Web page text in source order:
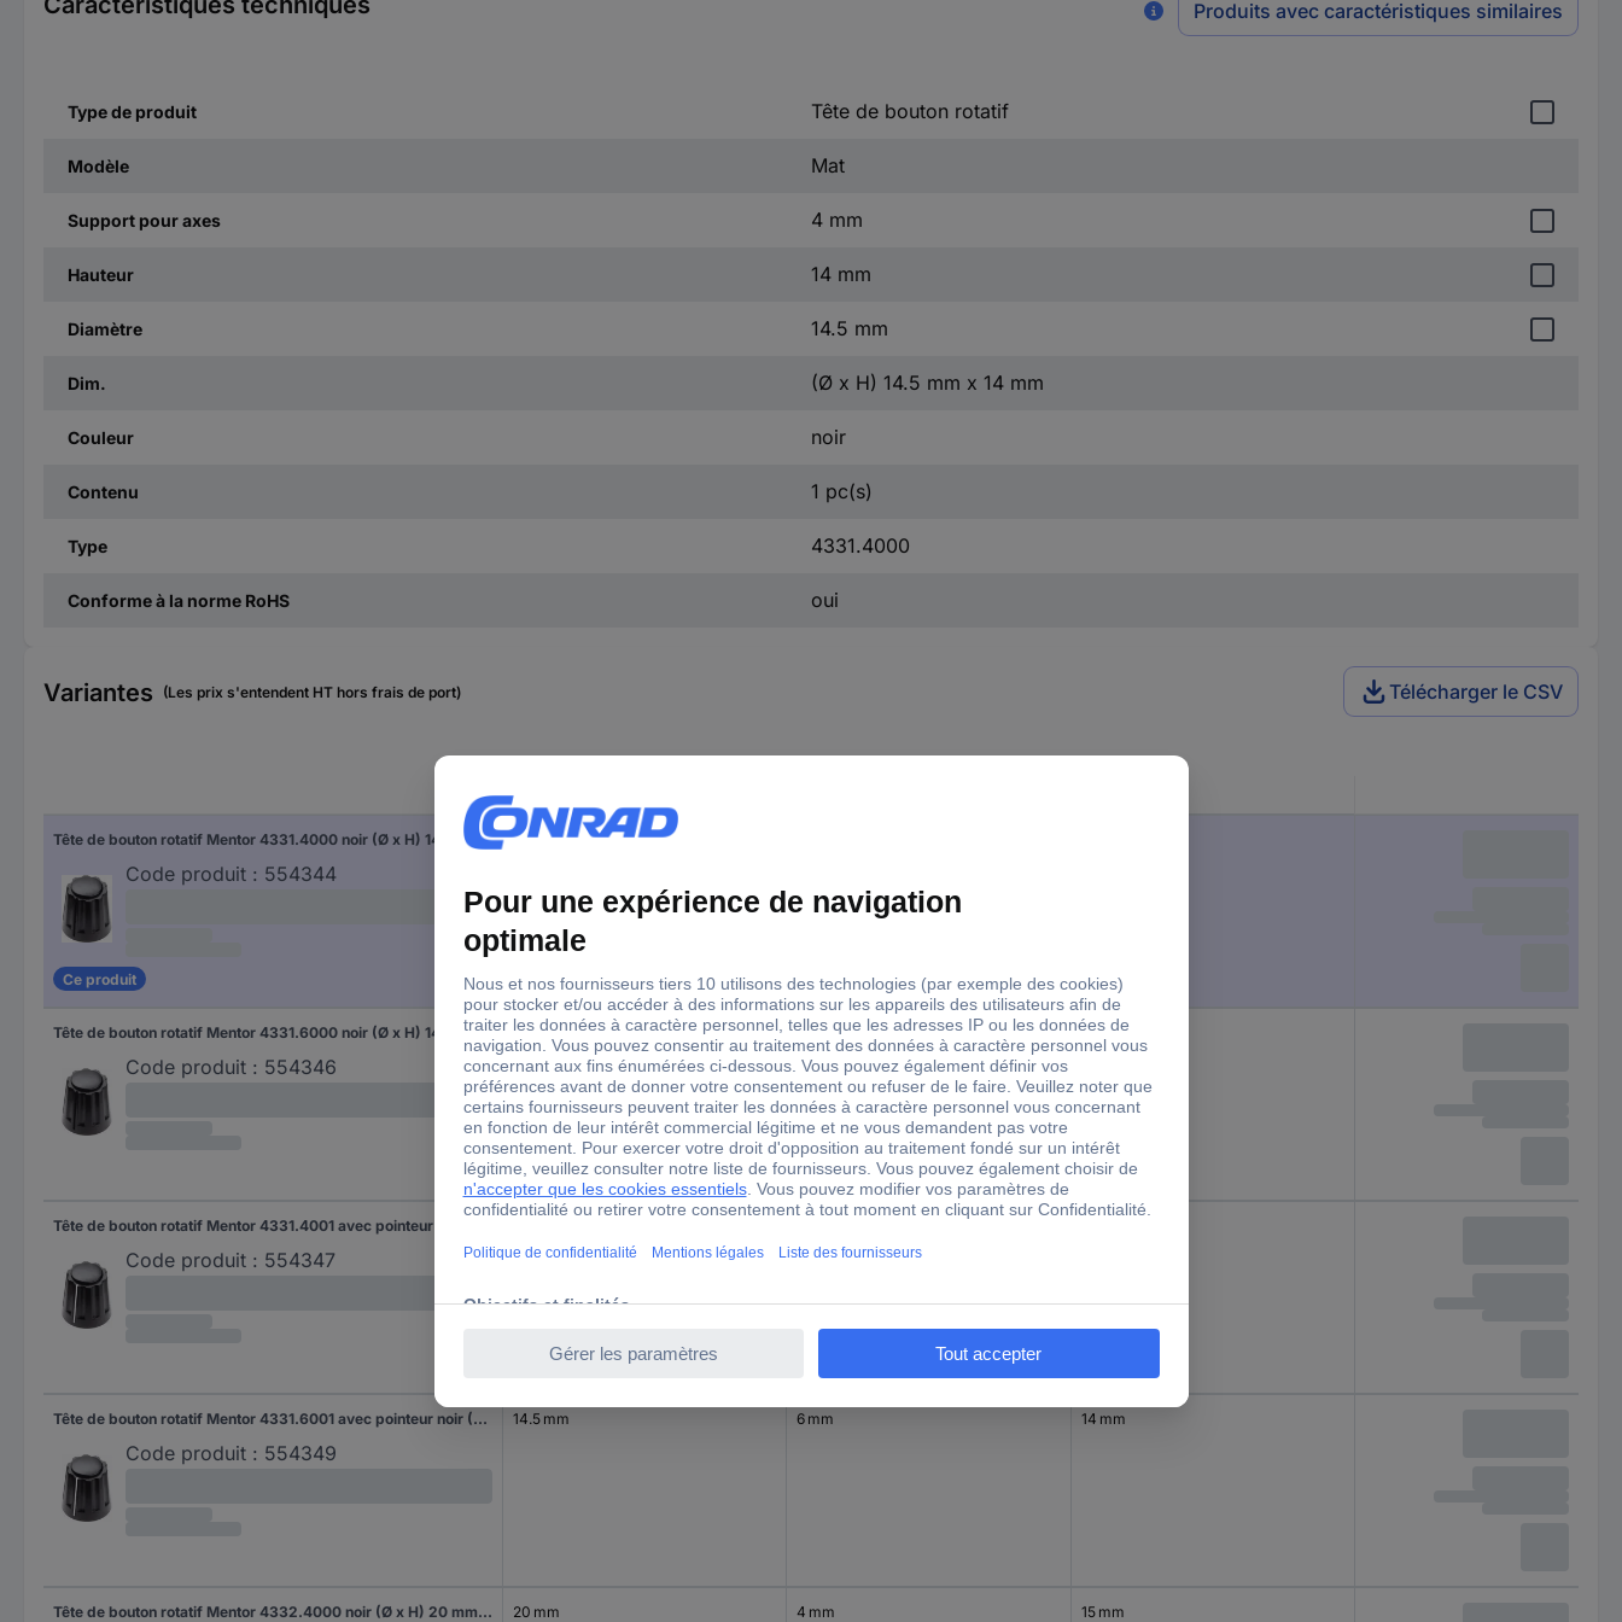
Produits avec caractéristiques similaires
Type de produit Tête de bouton rotatif
Modèle Mat
Support pour axes 4 mm
Hauteur 14 mm
Diamètre 14.5 mm
Dim. (Ø x H) 14.5 mm x 14 mm
Couleur noir
Contenu 1 pc(s)
Type 4331.4000
Conforme à la norme RoHS oui
Variantes (Les prix s'entendent HT hors frais de port) Télécharger le CSV
Diamètre
Tête de bouton rotatif Mentor 4331.4000 noir (Ø x H) 14.5 mm x 14 mm 1 pc(s)
Code produit : 554344
Ce produit
14.5 mm
Tête de bouton rotatif Mentor 4331.6000 noir (Ø x H) 14.5 mm x 14 mm 1 pc(s)
Code produit : 554346
14.5 mm 6 mm 14 mm
Code produit : 554347
Tête de bouton rotatif Mentor 4331.6001 avec pointeur noir (Ø x H) 14.5 mm x 14 mm 1 pc(s)
Code produit : 554349
14.5 mm 6 mm 14 mm
Tête de bouton rotatif Mentor 4332.4000 noir (Ø x H) 20 mm x 15 mm 1 pc(s) 20 mm 4 mm 15 mm